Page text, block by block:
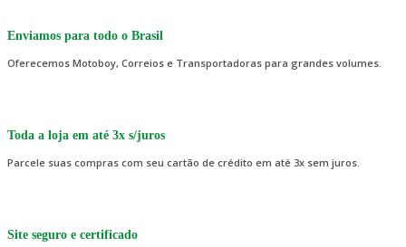
Enviamos para todo o Brasil
Oferecemos Motoboy, Correios e Transportadoras para grandes volumes.
Toda a loja em até 3x s/juros
Parcele suas compras com seu cartão de crédito em até 3x sem juros.
Site seguro e certificado